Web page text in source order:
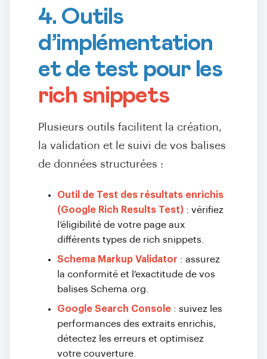
4. Outils
d’implémentation
et de test pour les
rich snippets
Plusieurs outils facilitent la création,
la validation et le suivi de vos balises
de données structurées :
Outil de Test des résultats enrichis
(Google Rich Results Test) : vérifiez
l’éligibilité de votre page aux
différents types de rich snippets.
Schema Markup Validator : assurez
la conformité et l’exactitude de vos
balises Schema.org.
Google Search Console : suivez les
performances des extraits enrichis,
détectez les erreurs et optimisez
votre couverture.